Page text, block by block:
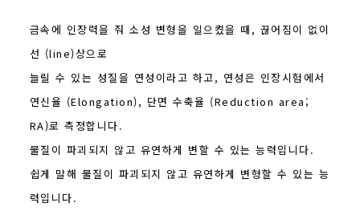
금속에 인장력을 줘 소성 변형을 일으켰을 때, 끊어짐이 없이
선 (line)상으로
늘릴 수 있는 성질을 연성이라고 하고, 연성은 인장시험에서
연신율 (Elongation), 단면 수축율 (Reduction area;
RA)로 측정합니다.
물질이 파괴되지 않고 유연하게 변할 수 있는 능력입니다.
쉽게 말해 물질이 파괴되지 않고 유연하게 변형할 수 있는 능
력입니다.